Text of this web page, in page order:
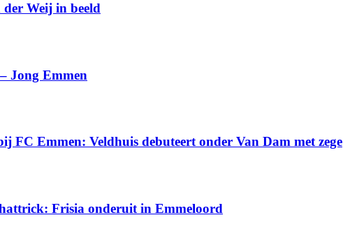
Weij in beeld
Jong Emmen
FC Emmen: Veldhuis debuteert onder Van Dam met zege
Frisia onderuit in Emmeloord